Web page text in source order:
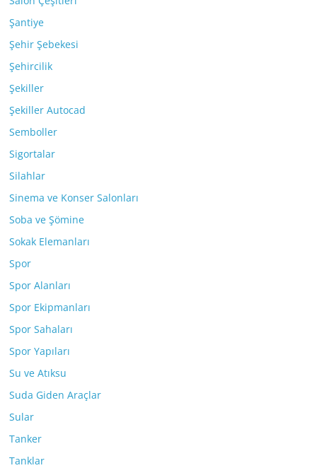
Şantiye
Şehir Şebekesi
Şehircilik
Şekiller
Şekiller Autocad
Semboller
Sigortalar
Silahlar
Sinema ve Konser Salonları
Soba ve Şömine
Sokak Elemanları
Spor
Spor Alanları
Spor Ekipmanları
Spor Sahaları
Spor Yapıları
Su ve Atıksu
Suda Giden Araçlar
Sular
Tanker
Tanklar